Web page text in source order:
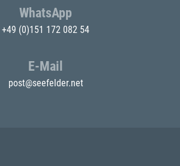
WhatsApp
+49 (0)151 172 082 54
E-Mail
post@seefelder.net